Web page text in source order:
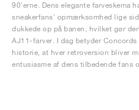
90'erne. Dens elegante farveskema
sneakerfans' opmærksomhed lige
dukkede op på banen, hvilket gør
AJ11-farver. I dag betyder
historie, at hver retroversion bliver
entusiasme af dens tilbedende fans